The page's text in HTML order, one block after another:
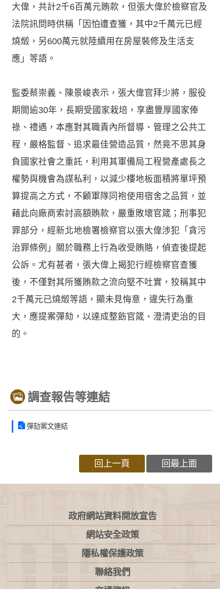
大偉，共計2千6百萬元賄款，但張大偉於檢察官及
法院訊問時供稱「因怕遭查獲，其中2千萬元已經
燒燬，另600萬元就陸續用在房屋裝修及生活支
應」等語。
監委蔡崇義、陳景峻表示，張大偉官拜少將，服役
期間逾30年，長期受國家栽培，享盡豐厚國家俸
祿、禮遇，本應對其職責內所督導、管理之公共工
程，嚴格監督、追求最佳營造品質，然竟不思其身
負國家社會之重託，利用其軍備局工程營產處長之
權勢與機會為謀私利，以減少樓地板面積將單坪預
算提高之方式，不顧軍隊同袍使用宿舍之品質，並
藉此向廠商索討高額賄款，嚴重敗壞官箴；刑事犯
罪部分，經新北地檢署檢察官以張大偉涉犯「貪污
治罪條例」關於職務上行為收受賄賂，偵查後提起
公訴。尤有甚者，張大偉上揭犯行經檢察官查獲
後，不僅對其所獲賄款之流向堅不吐實，狡稱其中
2千萬元已燒燬等語，顯未見悔意，違失行為重
大，應提案彈劾，以達成整飭官箴、澄清吏治的目
的。
調查報告等連結
彈劾案文連結
回上一頁 回最上面
:::
政府網站資料開放宣告
網站安全政策
隱私權保護政策
聯絡我們